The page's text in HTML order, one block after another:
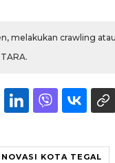
melakukan crawling
KOTA TEGAL